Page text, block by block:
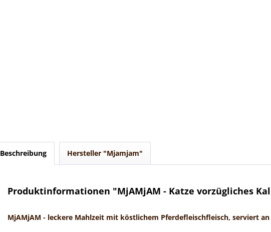
Beschreibung Hersteller "Mjamjam"
Produktinformationen "MjAMjAM - Katze vorzügliches
MjAMjAM - leckere Mahlzeit mit köstlichem Pferdefleischfleisch, serviert